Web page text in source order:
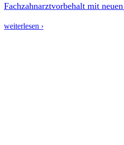
Fachzahnarztvorbehalt mit
weiterlesen ›